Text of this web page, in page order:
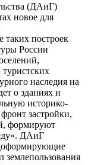
(ДАиГ)
новое для
построек
России
наследия на
о зданиях и
историко-
застройки,
формируют
ДАиГ
землепользования